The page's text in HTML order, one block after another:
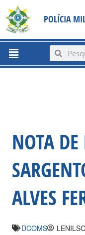
content
para
conteúdo
POLÍCIA
Menu SearchSearch
NOTA DE
ALVES
DCOMS